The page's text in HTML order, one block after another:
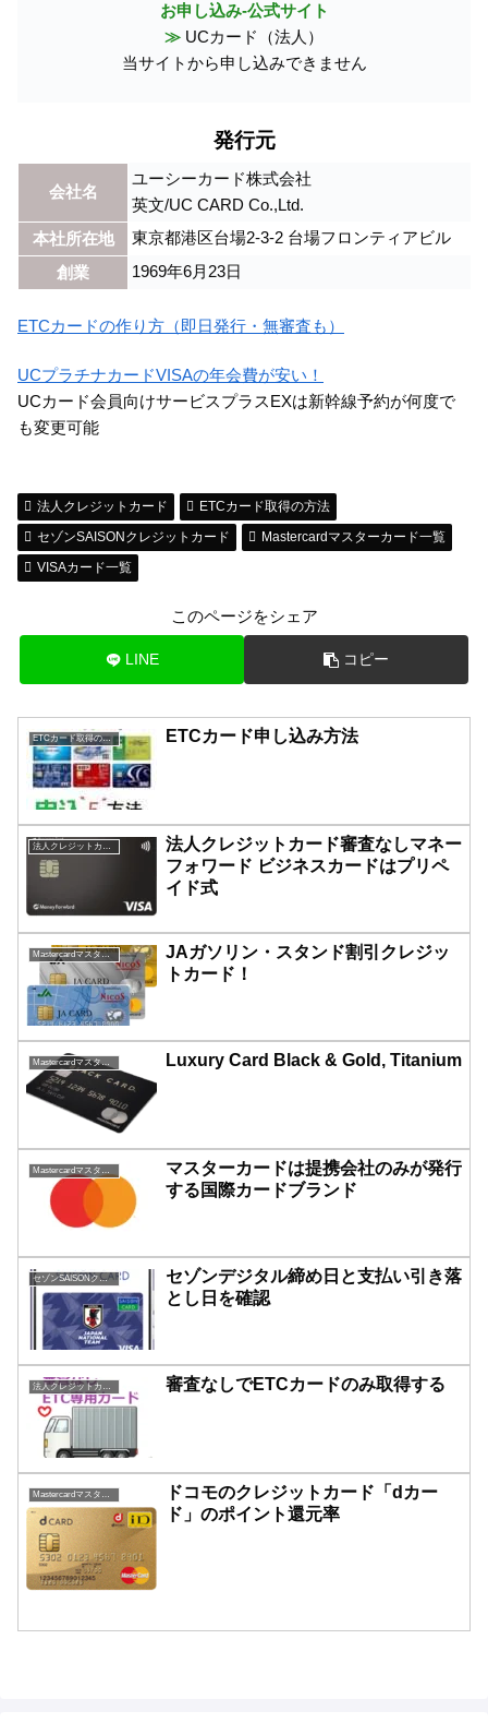
お申し込み-公式サイト
≫ UCカード（法人）
当サイトから申し込みできません
発行元
会社名
ユーシーカード株式会社
英文/UC CARD Co.,Ltd.
本社所在地
東京都港区台場2-3-2 台場フロンティアビル
創業
1969年6月23日
ETCカードの作り方（即日発行・無審査も）
UCプラチナカードVISAの年会費が安い！
UCカード会員向けサービスプラスEXは新幹線予約が何度で
も変更可能
法人クレジットカード
ETCカード取得の方法
セゾンSAISONクレジットカード
Mastercardマスターカード一覧
VISAカード一覧
このページをシェア
LINE コピー
ETCカード取得の方法 ETCカード申し込み方法
法人クレジットカード
法人クレジットカード審査なしマネー
フォワード ビジネスカードはプリペ
イド式
Mastercardマスターカード一覧
JAガソリン・スタンド割引クレジッ
トカード！
Mastercardマスターカード一覧 Luxury Card Black & Gold, Titanium
Mastercardマスターカード一覧
マスターカードは提携会社のみが発行
する国際カードブランド
セゾンSAISONクレジットカード
セゾンデジタル締め日と支払い引き落
とし日を確認
法人クレジットカード 審査なしでETCカードのみ取得する
Mastercardマスターカード一覧
ドコモのクレジットカード「dカー
ド」のポイント還元率